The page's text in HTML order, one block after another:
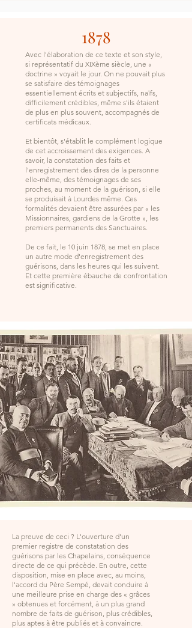
1878
Avec l'élaboration de ce texte et son style,
si représentatif du XIXème siècle, une «
doctrine » voyait le jour. On ne pouvait plus
se satisfaire des témoignages
essentiellement écrits et subjectifs, naïfs,
difficilement crédibles, même s'ils étaient
de plus en plus souvent, accompagnés de
certificats médicaux.
Et bientôt, s'établit le complément logique
de cet accroissement des exigences. A
savoir, la constatation des faits et
l'enregistrement des dires de la personne
elle-même, des témoignages de ses
proches, au moment de la guérison, si elle
se produisait à Lourdes même. Ces
formalités devaient être assurées par « les
Missionnaires, gardiens de la Grotte », les
premiers permanents des Sanctuaires.
De ce fait, le 10 juin 1878, se met en place
un autre mode d'enregistrement des
guérisons, dans les heures qui les suivent.
Et cette première ébauche de confrontation
est significative.
La preuve de ceci ? L'ouverture d'un
premier registre de constatation des
guérisons par les Chapelains, conséquence
directe de ce qui précède. En outre, cette
disposition, mise en place avec, au moins,
l'accord du Père Sempé, devait conduire à
une meilleure prise en charge des « grâces
» obtenues et forcément, à un plus grand
nombre de faits de guérison, plus crédibles,
plus aptes à être publiés et à convaincre.